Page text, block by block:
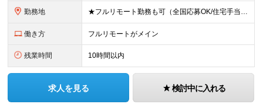
勤務地 ★フルリモート勤務も可（全国応募OK/住宅手当を支給します） ※案件によって常駐が必要になる場合があります。 ※希望がない限り、転勤はありません ※U・Iターン歓迎 ★ルトラの社員は全国各地で活躍中
働き方 フルリモートがメイン
残業時間 10時間以内
求人を見る 検討中に入れる